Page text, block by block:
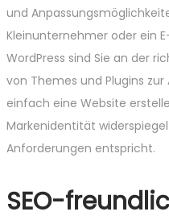
und
Kleinunternehmer oder ein
WordPress sind Sie an der
von Themes und Plugins zur
einfach eine Website
Markenidentität
Anforderungen entspricht.
SEO-